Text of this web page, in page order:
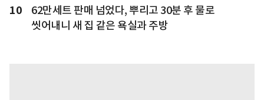
10
62만세트 판매 넘었다, 뿌리고 30분 후 물로
씻어내니 새 집 같은 욕실과 주방